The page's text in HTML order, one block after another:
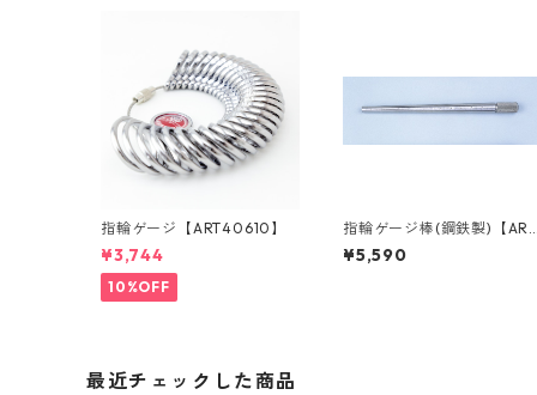
指輪ゲージ【ART40610】
¥3,744
10%OFF
指輪ゲージ棒(鋼鉄製)【ART
40010】
¥5,590
最近チェックした商品